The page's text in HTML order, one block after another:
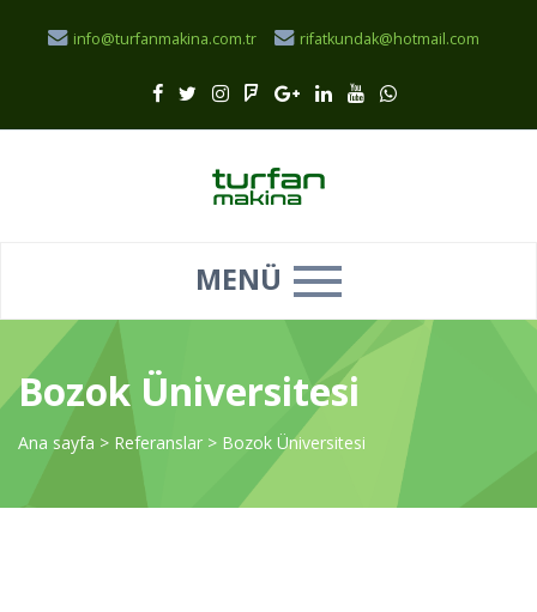
info@turfanmakina.com.tr rifatkundak@hotmail.com
MENÜ
Bozok Üniversitesi
Ana sayfa > Referanslar > Bozok Üniversitesi